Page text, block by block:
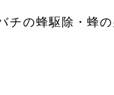
チの蜂駆除・蜂